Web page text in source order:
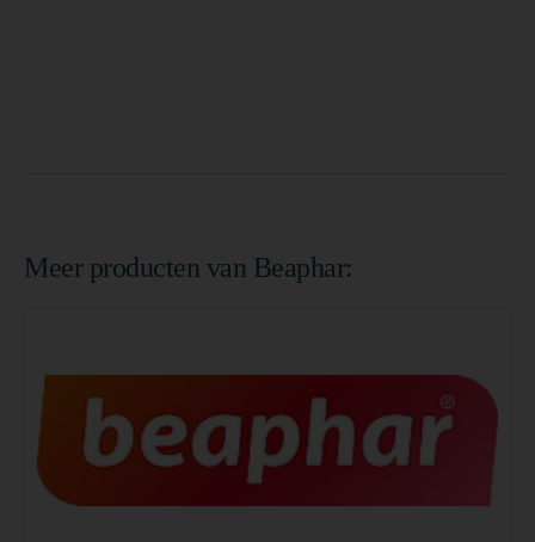
Meer producten van Beaphar: